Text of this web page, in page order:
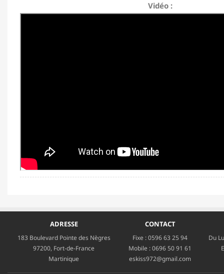
Vidéo :
ADRESSE
183 Boulevard Pointe des Nègres
97200, Fort-de-France
Martinique
CONTACT
Fixe :0596 63 25 94
Mobile :0696 50 91 61
eskiss972@gmail.com
Du